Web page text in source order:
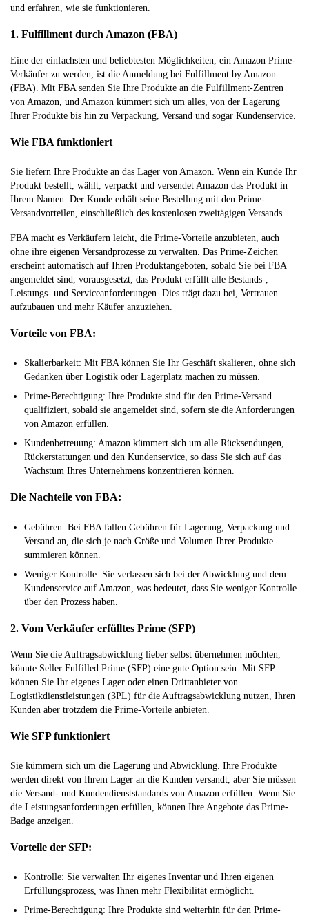
und erfahren, wie sie funktionieren.
1. Fulfillment durch Amazon (FBA)
Eine der einfachsten und beliebtesten Möglichkeiten, ein Amazon Prime-
Verkäufer zu werden, ist die Anmeldung bei Fulfillment by Amazon
(FBA). Mit FBA senden Sie Ihre Produkte an die Fulfillment-Zentren
von Amazon, und Amazon kümmert sich um alles, von der Lagerung
Ihrer Produkte bis hin zu Verpackung, Versand und sogar Kundenservice.
Wie FBA funktioniert
Sie liefern Ihre Produkte an das Lager von Amazon. Wenn ein Kunde Ihr
Produkt bestellt, wählt, verpackt und versendet Amazon das Produkt in
Ihrem Namen. Der Kunde erhält seine Bestellung mit den Prime-
Versandvorteilen, einschließlich des kostenlosen zweitägigen Versands.
FBA macht es Verkäufern leicht, die Prime-Vorteile anzubieten, auch
ohne ihre eigenen Versandprozesse zu verwalten. Das Prime-Zeichen
erscheint automatisch auf Ihren Produktangeboten, sobald Sie bei FBA
angemeldet sind, vorausgesetzt, das Produkt erfüllt alle Bestands-,
Leistungs- und Serviceanforderungen. Dies trägt dazu bei, Vertrauen
aufzubauen und mehr Käufer anzuziehen.
Vorteile von FBA:
Skalierbarkeit: Mit FBA können Sie Ihr Geschäft skalieren, ohne sich
Gedanken über Logistik oder Lagerplatz machen zu müssen.
Prime-Berechtigung: Ihre Produkte sind für den Prime-Versand
qualifiziert, sobald sie angemeldet sind, sofern sie die Anforderungen
von Amazon erfüllen.
Kundenbetreuung: Amazon kümmert sich um alle Rücksendungen,
Rückerstattungen und den Kundenservice, so dass Sie sich auf das
Wachstum Ihres Unternehmens konzentrieren können.
Die Nachteile von FBA:
Gebühren: Bei FBA fallen Gebühren für Lagerung, Verpackung und
Versand an, die sich je nach Größe und Volumen Ihrer Produkte
summieren können.
Weniger Kontrolle: Sie verlassen sich bei der Abwicklung und dem
Kundenservice auf Amazon, was bedeutet, dass Sie weniger Kontrolle
über den Prozess haben.
2. Vom Verkäufer erfülltes Prime (SFP)
Wenn Sie die Auftragsabwicklung lieber selbst übernehmen möchten,
könnte Seller Fulfilled Prime (SFP) eine gute Option sein. Mit SFP
können Sie Ihr eigenes Lager oder einen Drittanbieter von
Logistikdienstleistungen (3PL) für die Auftragsabwicklung nutzen, Ihren
Kunden aber trotzdem die Prime-Vorteile anbieten.
Wie SFP funktioniert
Sie kümmern sich um die Lagerung und Abwicklung. Ihre Produkte
werden direkt von Ihrem Lager an die Kunden versandt, aber Sie müssen
die Versand- und Kundendienststandards von Amazon erfüllen. Wenn Sie
die Leistungsanforderungen erfüllen, können Ihre Angebote das Prime-
Badge anzeigen.
Vorteile der SFP:
Kontrolle: Sie verwalten Ihr eigenes Inventar und Ihren eigenen
Erfüllungsprozess, was Ihnen mehr Flexibilität ermöglicht.
Prime-Berechtigung: Ihre Produkte sind weiterhin für den Prime-